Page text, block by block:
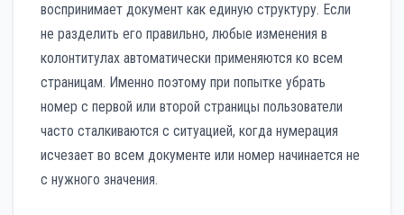
воспринимает документ как единую структуру. Если
не разделить его правильно, любые изменения в
колонтитулах автоматически применяются ко всем
страницам. Именно поэтому при попытке убрать
номер с первой или второй страницы пользователи
часто сталкиваются с ситуацией, когда нумерация
исчезает во всем документе или номер начинается не
с нужного значения.